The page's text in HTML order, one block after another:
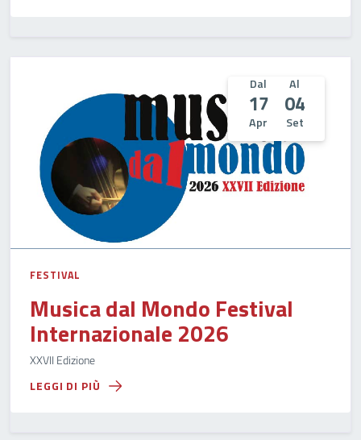
Dal
17
Apr
Al
04
Set
FESTIVAL
Musica dal Mondo Festival
Internazionale 2026
XXVII Edizione
LEGGI DI PIÙ